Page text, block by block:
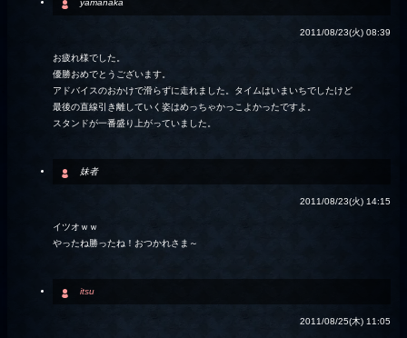
yamanaka
2011/08/23(火) 08:39
お疲れ様でした。
優勝おめでとうございます。
アドバイスのおかけで滑らずに走れました。タイムはいまいちでしたけど
最後の直線引き離していく姿はめっちゃかっこよかったですよ。
スタンドが一番盛り上がっていました。
妹者
2011/08/23(火) 14:15
イツオｗｗ
やったね勝ったね！おつかれさま～
itsu
2011/08/25(木) 11:05